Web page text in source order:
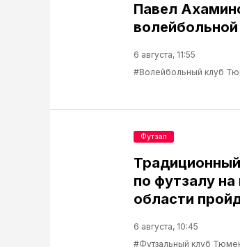
Павел
6 августа, 11:55
#Волейбольный клуб
по футзалу
области
6 августа, 10:45
#Футзальный клуб
Футзал